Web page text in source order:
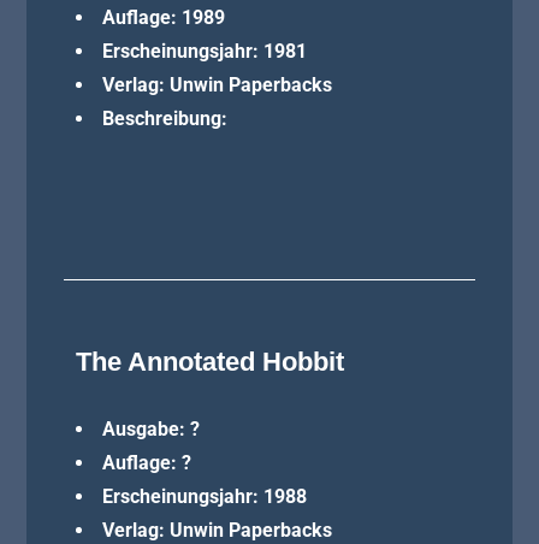
Auflage: 1989
Erscheinungsjahr: 1981
Verlag: Unwin Paperbacks
Beschreibung:
The Annotated Hobbit
Ausgabe: ?
Auflage: ?
Erscheinungsjahr: 1988
Verlag: Unwin Paperbacks